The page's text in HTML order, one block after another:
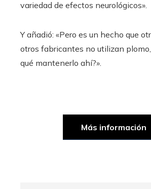
variedad de efectos neurológicos».
Y añadió: «Pero es un hecho que
otros fabricantes no utilizan
qué mantenerlo ahí?».
Más información